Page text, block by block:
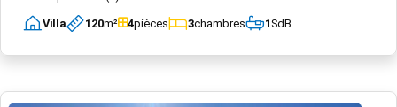
Villa 120m² 4pièces 3chambres 1SdB